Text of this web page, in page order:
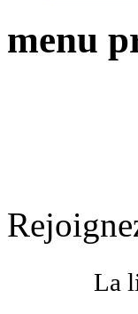
menu
La